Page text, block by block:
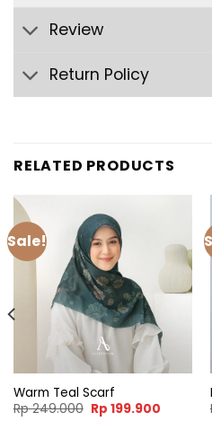
Review
Return Policy
RELATED PRODUCTS
Sale!
Warm Teal Scarf
Rp249.000 Original
price
Rp 199.900Current